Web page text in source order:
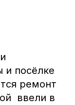
и посёлке
ремонт
ввели в